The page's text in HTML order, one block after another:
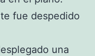
fue despedido
una